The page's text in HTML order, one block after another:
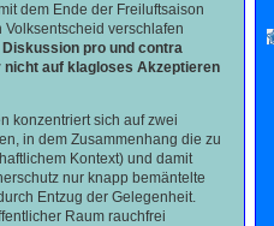
dem Ende der Freiluftsaison
verschlafen
pro und contra
auf klagloses Akzeptieren
konzentriert sich auf zwei
in dem Zusammenhang die zu
Kontext) und damit
nur knapp bemäntelte
Entzug der Gelegenheit.
Raum rauchfrei